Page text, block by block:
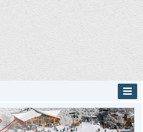
INICIO
PROVINCIALES